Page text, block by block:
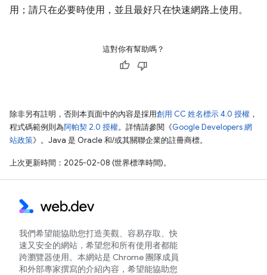
用；請只在必要時使用，並且最好只在快速網路上使用。
這對你有幫助嗎？
除非另有註明，否則本頁面中的內容是採用創用 CC 姓名標示 4.0 授權 ，
程式碼範例則為阿帕契 2.0 授權。詳情請參閱《Google Developers 網
站政策》。Java 是 Oracle 和/或其關聯企業的註冊商標。
上次更新時間：2025-02-08 (世界標準時間)。
我們希望能協助您打造美觀、容易存取、快
速又安全的網站，希望您和所有使用者都能
跨瀏覽器使用。本網站是 Chrome 團隊成員
和外部專家撰寫的介紹內容，希望能協助您